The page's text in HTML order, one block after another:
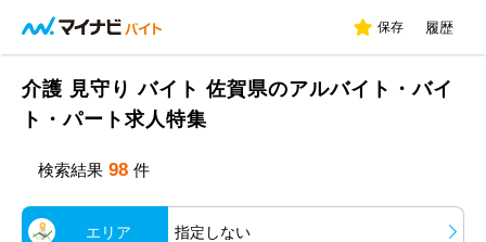
保存 履歴
介護 見守り バイト 佐賀県のアルバイト・バイ
ト・パート求人特集
検索結果 98 件
エリア 指定しない